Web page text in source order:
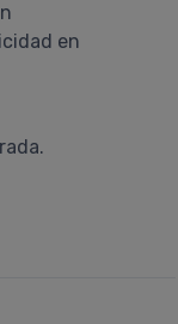
en